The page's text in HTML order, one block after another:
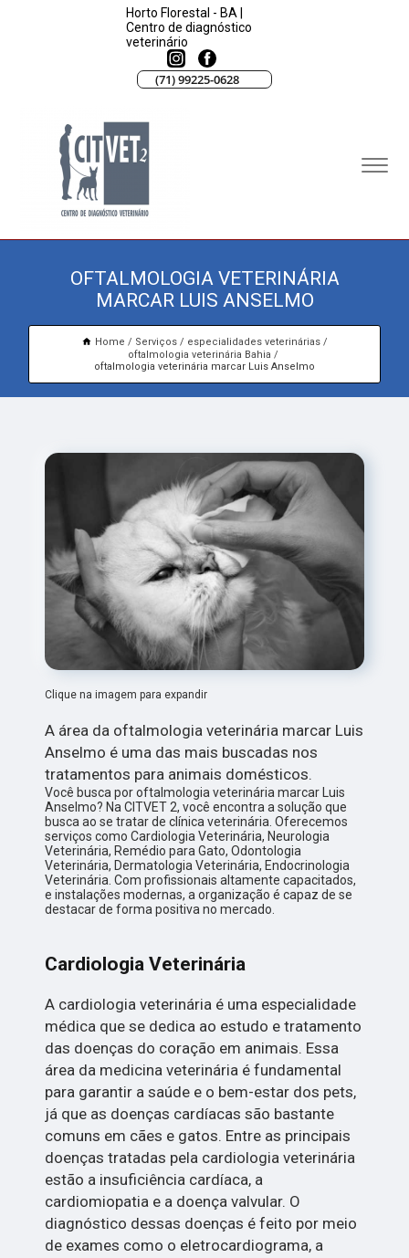
Horto Florestal - BA |
Centro de diagnóstico
veterinário
(71) 99225-0628
OFTALMOLOGIA VETERINÁRIA
MARCAR LUIS ANSELMO
Home Serviços
especialidades veterinárias
oftalmologia veterinária Bahia
oftalmologia veterinária marcar Luis Anselmo
Clique na imagem para expandir
A área da oftalmologia veterinária marcar Luis
Anselmo é uma das mais buscadas nos
tratamentos para animais domésticos.
Você busca por oftalmologia veterinária marcar Luis
Anselmo? Na CITVET 2, você encontra a solução que
busca ao se tratar de clínica veterinária. Oferecemos
serviços como Cardiologia Veterinária, Neurologia
Veterinária, Remédio para Gato, Odontologia
Veterinária, Dermatologia Veterinária, Endocrinologia
Veterinária. Com profissionais altamente capacitados,
e instalações modernas, a organização é capaz de se
destacar de forma positiva no mercado.
Cardiologia Veterinária
A cardiologia veterinária é uma especialidade
médica que se dedica ao estudo e tratamento
das doenças do coração em animais. Essa
área da medicina veterinária é fundamental
para garantir a saúde e o bem-estar dos pets,
já que as doenças cardíacas são bastante
comuns em cães e gatos. Entre as principais
doenças tratadas pela cardiologia veterinária
estão a insuficiência cardíaca, a
cardiomiopatia e a doença valvular. O
diagnóstico dessas doenças é feito por meio
de exames como o eletrocardiograma, a